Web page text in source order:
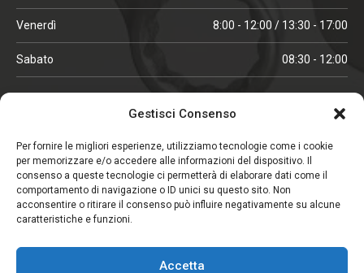
Gestisci Consenso
Per fornire le migliori esperienze, utilizziamo tecnologie come i cookie
per memorizzare e/o accedere alle informazioni del dispositivo. Il
consenso a queste tecnologie ci permetterà di elaborare dati come il
comportamento di navigazione o ID unici su questo sito. Non
acconsentire o ritirare il consenso può influire negativamente su alcune
caratteristiche e funzioni.
Accetta
Venerdì 8:00 - 12:00 / 13:30 - 17:00
Sabato 08:30 - 12:00
ORARI IN ALTA STAGIONE
Lunedì - Venerdì 08:00 - 12:00 / 13:30 -18:00
Sabato 08:00 - 12:00
CHIUSO IL SABATO
(gennaio, febbraio, agosto, settembre)